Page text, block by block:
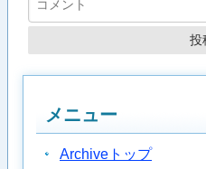
メニュー
Archiveトップ